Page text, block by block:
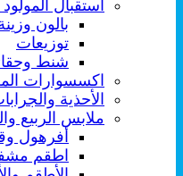
استقبال
بالون
توزيعات
شنط
اكسسوارات
الأحذية
ملابس الربيع
أفرهول
اطقم